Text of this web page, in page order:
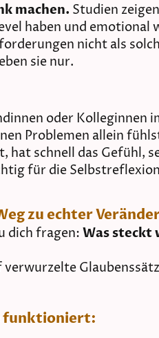
machen. Studien
haben und emotional
nicht als
sie nur.
oder Kolleginnen
Problemen allein
schnell das Gefühl,
für die
zu echter
dich fragen: Was
funktioniert: